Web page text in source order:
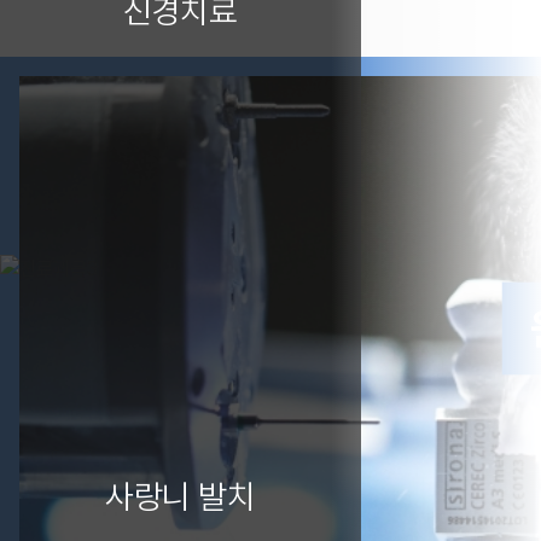
신경치료
사랑니 발치